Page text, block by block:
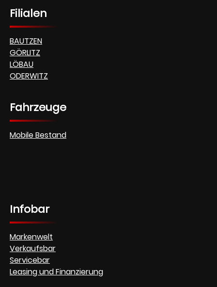
Filialen
BAUTZEN
GÖRLITZ
LÖBAU
ODERWITZ
Fahrzeuge
Mobile Bestand
Infobar
Markenwelt
Verkaufsbar
Servicebar
Leasing und Finanzierung